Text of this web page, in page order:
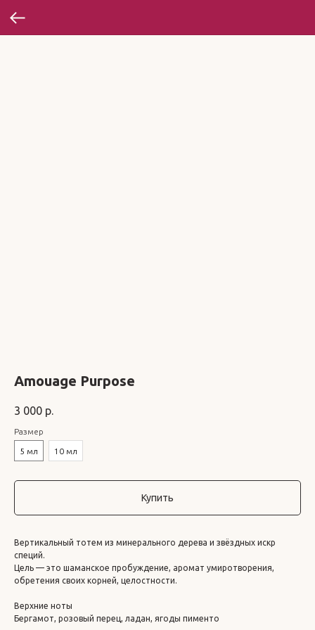
Amouage Purpose
3 000 р.
Размер
5 мл 10 мл
Купить
Вертикальный тотем из минерального дерева и звёздных искр
специй.
Цель — это шаманское пробуждение, аромат умиротворения,
обретения своих корней, целостности.
Верхние ноты
Бергамот, розовый перец, ладан, ягоды пименто